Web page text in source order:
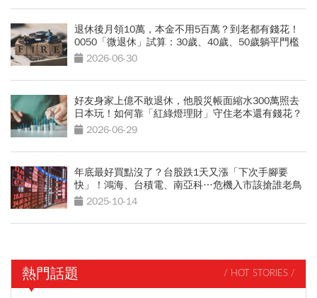
退休後月領10萬，本金不用5百萬？到老都有錢花！
0050「微退休」試算：30歲、40歲、50歲躺平門檻
公開2026-06-30
好友身家上億不敢退休，他股災帳面縮水300萬照去
日本玩！如何靠「紅綠燈理財」守住老本還有錢花？
2026-06-29
年底最好買點沒了？台股跌1天又漲「下次手腳要
快」！鴻海、台積電、南亞科…危機入市該搶誰老鳥
指路2025-10-14
熱門話題 / HOT STORIES /